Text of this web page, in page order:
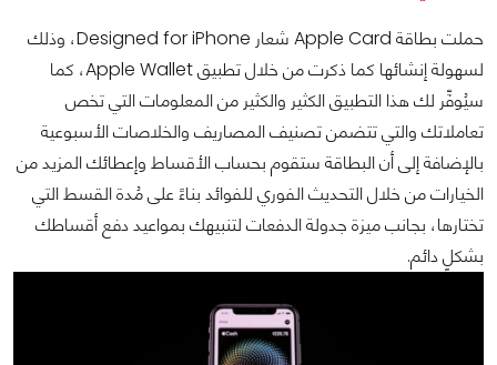
حملت بطاقة Apple Card شعار Designed for iPhone، وذلك
لسهولة إنشائها كما ذكرت من خلال تطبيق Apple Wallet، كما
سيُوفِّر لك هذا التطبيق الكثير والكثير من المعلومات التي تخص
تعاملاتك والتي تتضمن تصنيف المصاريف والخلاصات الأسبوعية
بالإضافة إلى أن البطاقة ستقوم بحساب الأقساط وإعطائك المزيد من
الخيارات من خلال التحديث الفوري للفوائد بناءً على مُدة القسط التي
تختارها، بجانب ميزة جدولة الدفعات لتنبيهك بمواعيد دفع أقساطك
بشكلٍ دائم.